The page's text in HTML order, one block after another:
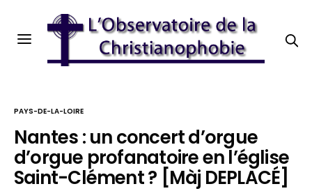
PAYS-DE-LA-LOIRE
Nantes : un concert d’orgue
d’orgue profanatoire en l’église
Saint-Clément ? [Màj DEPLACÉ]